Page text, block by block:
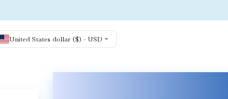
United States dollar ($) - USD